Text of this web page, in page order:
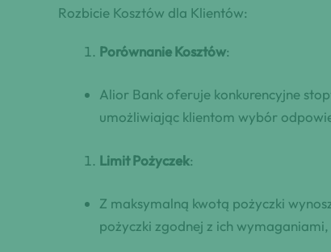
Rozbicie Kosztów dla Klientów:
Porównanie Kosztów:
Alior Bank oferuje konkurencyjne
umożliwiając klientom wybór
Limit Pożyczek:
Z maksymalną kwotą pożyczki
pożyczki zgodnej z ich